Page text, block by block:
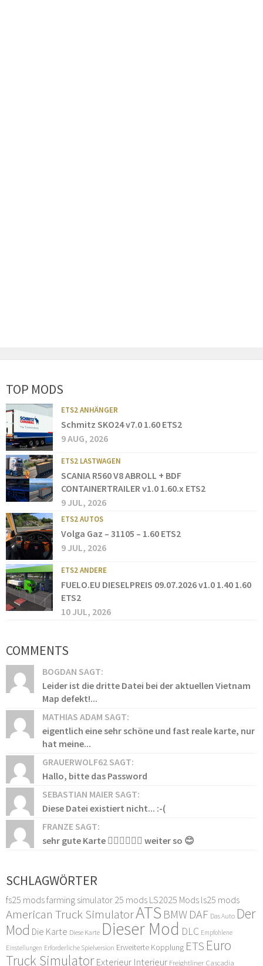
TOP MODS
ETS2 ANHÄNGER
Schmitz SKO24 v7.0 1.60 ETS2
9 AUG, 2026
ETS2 LASTWAGEN
SCANIA R560 V8 ABROLL + BDF
CONTAINERTRAILER v1.0 1.60.x ETS2
9 JUL, 2026
ETS2 AUTOS
Volga Gaz – 31105 – 1.60 ETS2
9 JUL, 2026
ETS2 ANDERE
FUELO.EU DIESELPREIS 09.07.2026 v1.0 1.40 1.60
ETS2
10 JUL, 2026
COMMENTS
BOGDAN SAGT:
Leider ist die dritte Datei bei der aktuellen Vietnam
Map defekt!...
MATHIAS ADAM SAGT:
eigentlich eine sehr schöne und fast reale karte, nur
hat meine...
GRAUERWOLF62 SAGT:
Hallo, bitte das Password
SEBASTIAN MAIER SAGT:
Diese Datei existiert nicht... :-(
FRANZE SAGT:
sehr gute Karte 👍🏻👍🏻👍🏻 weiter so 😊
SCHLAGWÖRTER
fs25 modsfarming simulator 25 mods LS2025 Mods ls25 mods
American Truck SimulatorATS BMW DAF Das Auto Der
Mod Die Karte Diese Karte Dieser Mod DLC Empfohlene
Einstellungen Erforderliche Spielversion Erweiterte Kopplung ETS Euro
Truck Simulator Exterieur Interieur Freightliner Cascadia